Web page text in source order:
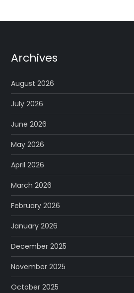
Archives
August 2026
July 2026
June 2026
May 2026
April 2026
March 2026
February 2026
January 2026
December 2025
November 2025
October 2025